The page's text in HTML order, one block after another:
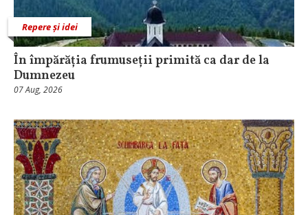
Repere și idei
În împărăția frumuseții primită ca dar de la
Dumnezeu
07 Aug, 2026